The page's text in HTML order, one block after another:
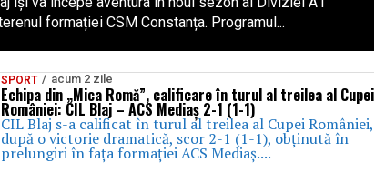
formației CSM Constanța. Programul...
SPORT acum 2 zile
Echipa din „Mica Romă”, calificare în turul al treilea al Cupei
României: CIL Blaj – ACS Mediaș 2-1 (1-1)
CIL Blaj s-a calificat în turul al treilea al Cupei României,
după o victorie dramatică, scor 2-1 (1-1), obținută în
prelungiri în fața formației ACS Mediaș....